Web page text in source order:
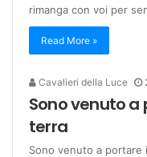
rimanga con voi per
Read More »
Cavalieri della Luce
Sono venuto a
terra
Sono venuto a portare